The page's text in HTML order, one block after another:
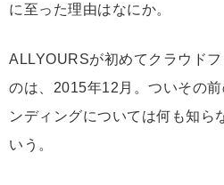
に至った理由はなにか。
ALLYOURSが初めてクラウド
のは、2015年12月。ついその
ンディングについては何も知ら
いう。